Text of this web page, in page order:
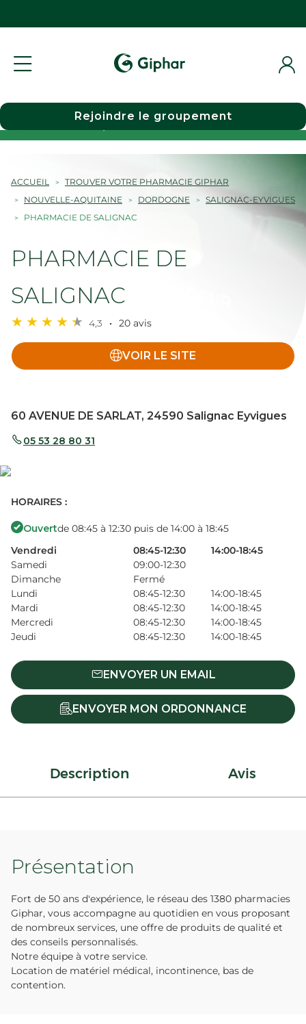
Choisir une pharmacie
Rejoindre le groupement
ACCUEIL
TROUVER VOTRE PHARMACIE GIPHAR
NOUVELLE-AQUITAINE
DORDOGNE
SALIGNAC-EYVIGUES
PHARMACIE DE SALIGNAC
PHARMACIE DE
SALIGNAC
4,3 20 avis
VOIR LE SITE
60 AVENUE DE SARLAT, 24590 Salignac Eyvigues
05 53 28 80 31
HORAIRES :
Ouvertde 08:45 à 12:30 puis de 14:00 à 18:45
Vendredi
08:45-12:30
14:00-18:45
Samedi
09:00-12:30
Dimanche
Fermé
Lundi
08:45-12:30
14:00-18:45
Mardi
08:45-12:30
14:00-18:45
Mercredi
08:45-12:30
14:00-18:45
Jeudi
08:45-12:30 14:00-18:45
ENVOYER UN EMAIL
ENVOYER MON ORDONNANCE
Description Avis
Présentation
Fort de 50 ans d'expérience, le réseau des 1380 pharmacies
Giphar, vous accompagne au quotidien en vous proposant
de nombreux services, une offre de produits de qualité et
des conseils personnalisés.
Notre équipe à votre service.
Location de matériel médical, incontinence, bas de
contention.